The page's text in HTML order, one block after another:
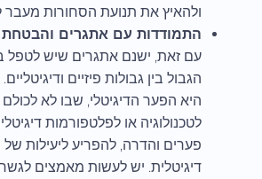
ולהאיץ את תנועת הסחורות מעבר
התמודדות עם אתגרים
עם זאת, ישנם אתגרים שיש
הגבול בין גבולות פיזיים
היא הפער הדיגיטלי, שבו לא
לטכנולוגיה או לפלטפורמות
פערים והדרה, להפריע ליעילות
דיגיטלית. יש לעשות מאמצים